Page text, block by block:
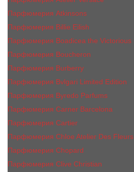
Парфюмерия Atkinsons
Парфюмерия Billie Eilish
Парфюмерия Boadicea the Victorious
Парфюмерия Boucheron
Парфюмерия Burberry
Парфюмерия Bvlgari Limited Edition
Парфюмерия Byredo Parfums
Парфюмерия Carner Barcelona
Парфюмерия Cartier
Парфюмерия Chloe Atelier Des Fleurs
Парфюмерия Сhopard
Парфюмерия Clive Christian